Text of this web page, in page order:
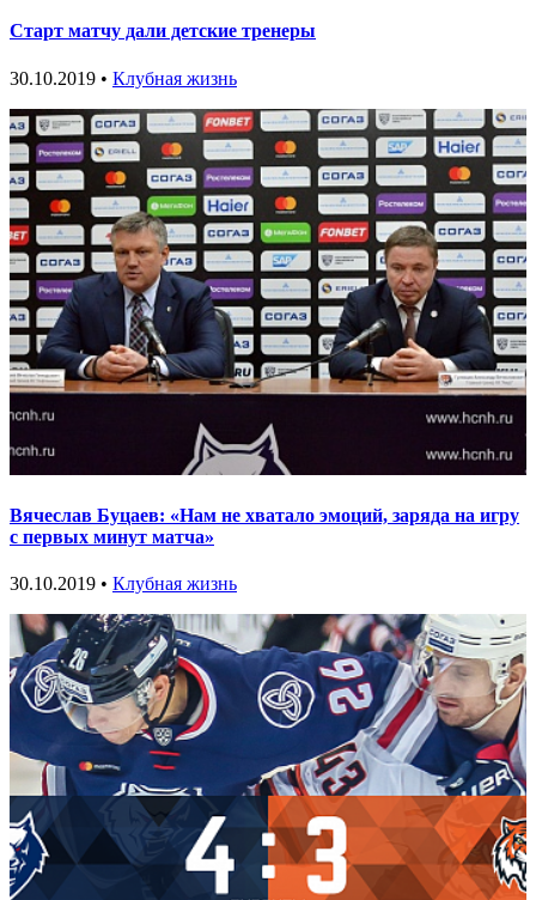
Старт матчу дали детские тренеры
30.10.2019 • Клубная жизнь
Вячеслав Буцаев: «Нам не хватало эмоций, заряда на игру
с первых минут матча»
30.10.2019 • Клубная жизнь